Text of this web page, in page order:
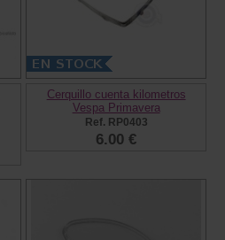
Cerquillo cuenta kilometros
Vespa Primavera
Ref. RP0403
6.00 €